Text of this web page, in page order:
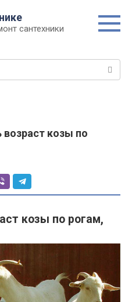
сантехники
козы по
козы по рогам,